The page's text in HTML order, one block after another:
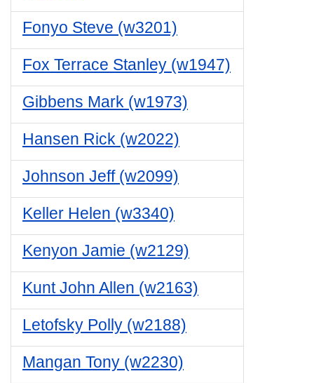
Fonyo Steve (w3201)
Fox Terrace Stanley (w1947)
Gibbens Mark (w1973)
Hansen Rick (w2022)
Johnson Jeff (w2099)
Keller Helen (w3340)
Kenyon Jamie (w2129)
Kunt John Allen (w2163)
Letofsky Polly (w2188)
Mangan Tony (w2230)